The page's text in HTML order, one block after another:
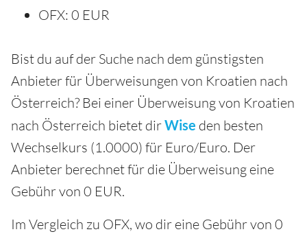
OFX: 0 EUR
Bist du auf der Suche nach dem günstigsten
Anbieter für Überweisungen von Kroatien nach
Österreich? Bei einer Überweisung von Kroatien
nach Österreich bietet dirWise den besten
Wechselkurs (1.0000) für Euro/Euro. Der
Anbieter berechnet für die Überweisung eine
Gebühr von 0 EUR.
Im Vergleich zu OFX, wo dir eine Gebühr von 0